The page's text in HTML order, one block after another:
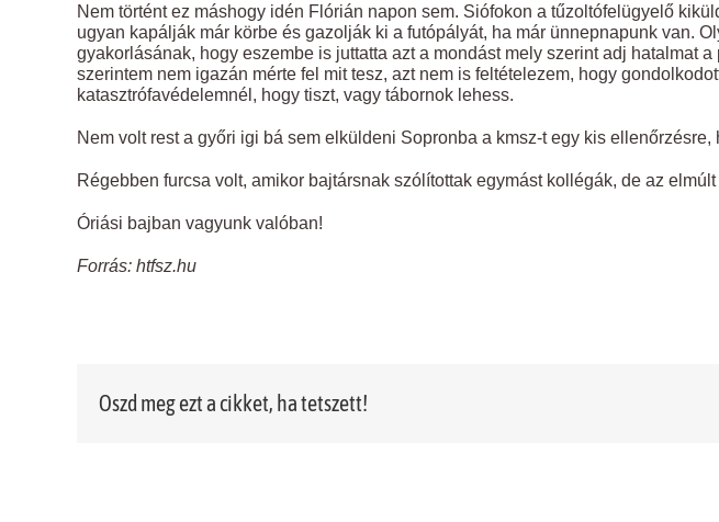
Nem történt ez máshogy idén Flórián napon sem. Siófokon a tűzoltófelügyelő
ugyan kapálják már körbe és gazolják ki a futópályát, ha már ünnepnapunk van.
gyakorlásának, hogy eszembe is juttatta azt a mondást mely szerint adj hatalmat
szerintem nem igazán mérte fel mit tesz, azt nem is feltételezem, hogy
katasztrófavédelemnél, hogy tiszt, vagy tábornok lehess.
Nem volt rest a győri igi bá sem elküldeni Sopronba a kmsz-t egy kis
Régebben furcsa volt, amikor bajtársnak szólítottak egymást kollégák, de az
Óriási bajban vagyunk valóban!
Forrás: htfsz.hu
Oszd meg ezt a cikket, ha tetszett!